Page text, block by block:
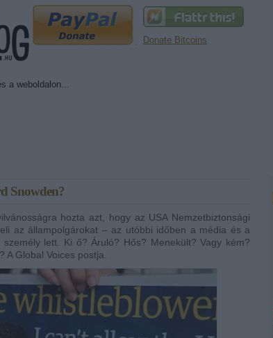
Donate Bitcoins
Snowden?
hozta azt, hogy az USA Nemzetbiztonsági
az állampolgárokat – az utóbbi időben a média és a
lett. Ki ő? Áruló? Hős? Menekült? Vagy kém?
Global Voices postja.